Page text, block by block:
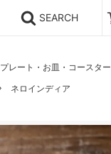
SEARCH
プレート・お皿・コースター
ネロインディア